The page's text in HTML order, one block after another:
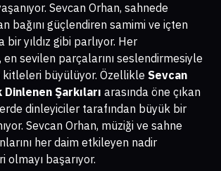
Sevcan Orhan, sahnede
bağını güçlendiren samimi ve içten
bir yıldız gibi parlıyor. Her
en sevilen parçalarını seslendirmesiyle
büyülüyor. Özellikle Sevcan
Dinlenen Şarkıları arasında öne çıkan
dinleyiciler tarafından büyük bir
Sevcan Orhan, müziği ve sahne
her daim etkileyen nadir
olmayı başarıyor.